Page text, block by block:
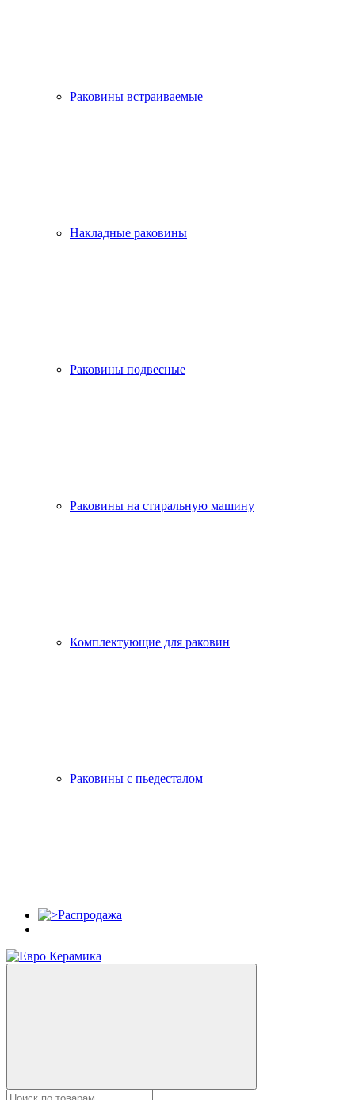
Раковины встраиваемые
Накладные раковины
Раковины подвесные
Раковины на стиральную машину
Комплектующие для раковин
Раковины с пьедесталом
Распродажа